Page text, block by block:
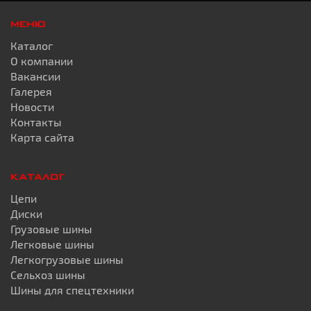
МЕНЮ
Каталог
О компании
Вакансии
Галерея
Новости
Контакты
Карта сайта
КАТАЛОГ
Цепи
Диски
Грузовые шины
Легковые шины
Легкогрузовые шины
Сельхоз шины
Шины для спецтехники